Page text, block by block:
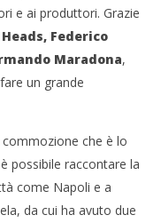
e ai produttori. Grazie
Federico
Maradona,
un grande
che è lo
possibile raccontare la
come Napoli e a
da cui ha avuto due